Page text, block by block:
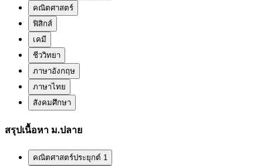
คณิตศาสตร์
ฟิสิกส์
เคมี
ชีววิทยา
ภาษาอังกฤษ
ภาษาไทย
สังคมศึกษา
สรุปเนื้อหา ม.ปลาย
คณิตศาสตร์ประยุกต์ 1